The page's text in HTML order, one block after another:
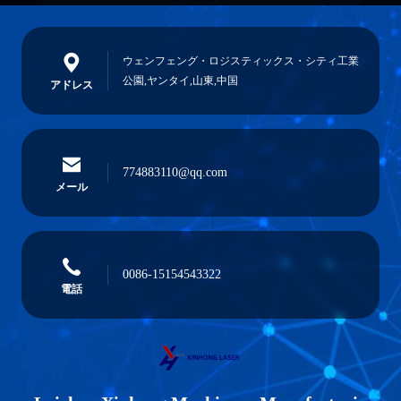
アドレス
ウェンフェング・ロジスティックス・シティ工業
公園,ヤンタイ,山東,中国
メール
774883110@qq.com
電話
0086-15154543322